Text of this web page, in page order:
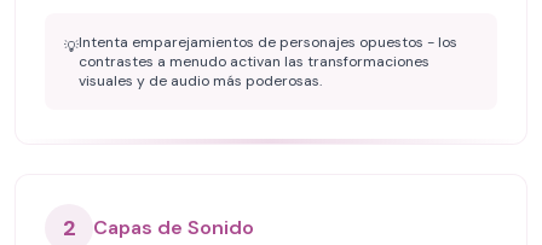
💡Intenta emparejamientos de personajes opuestos - los
contrastes a menudo activan las transformaciones
visuales y de audio más poderosas.
2 Capas de Sonido